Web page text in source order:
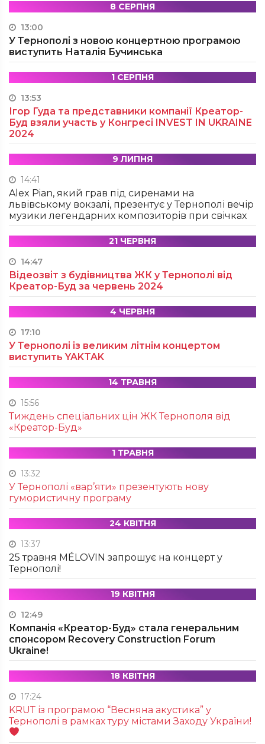
8 СЕРПНЯ
13:00
У Тернополі з новою концертною програмою
виступить Наталія Бучинська
1 СЕРПНЯ
13:53
Ігор Гуда та представники компанії Креатор-
Буд взяли участь у Конгресі INVEST IN UKRAINE
2024
9 ЛИПНЯ
14:41
Alex Pian, який грав під сиренами на
львівському вокзалі, презентує у Тернополі вечір
музики легендарних композиторів при свічках
21 ЧЕРВНЯ
14:47
Відеозвіт з будівництва ЖК у Тернополі від
Креатор-Буд за червень 2024
4 ЧЕРВНЯ
17:10
У Тернополі із великим літнім концертом
виступить YAKTAK
14 ТРАВНЯ
15:56
Тиждень спеціальних цін ЖК Тернополя від
«Креатор-Буд»
1 ТРАВНЯ
13:32
У Тернополі «вар’яти» презентують нову
гумористичну програму
24 КВІТНЯ
13:37
25 травня MÉLOVIN запрошує на концерт у
Тернополі!
19 КВІТНЯ
12:49
Компанія «Креатор-Буд» стала генеральним
спонсором Recovery Construction Forum
Ukraine!
18 КВІТНЯ
17:24
KRUТ із програмою “Весняна акустика” у
Тернополі в рамках туру містами Заходу України!